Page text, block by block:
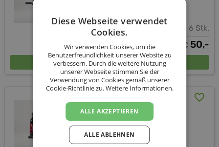
6 Stk.
€ 50,-
In den Warenkorb
(versandkostenfrei AT)
Weingut Zantho
Diese Webseite verwendet
Cookies.
Wir verwenden Cookies, um die
Benutzerfreundlichkeit unserer Website zu
verbessern. Durch die weitere Nutzung
unserer Webseite stimmen Sie der
Verwendung von Cookies gemäß unserer
Cookie-Richtlinie zu.Weitere Informationen.
ALLE AKZEPTIEREN
ALLE ABLEHNEN